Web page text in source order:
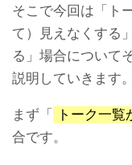
LINEアイコンの
章が消える不具
対処法
そこで今回は「ト
て）見えなくする
る」場合について
説明していきます。
まず「 トーク一覧
合です。